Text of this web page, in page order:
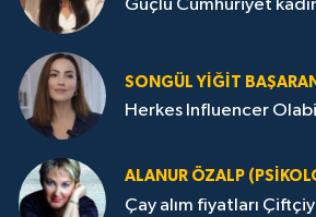
Güçlü Cumhuriyet
SONGÜL YIĞIT BAŞARAN
Herkes Influencer
ALANUR ÖZALP
Çay alım fiyatları Çiftçiyi